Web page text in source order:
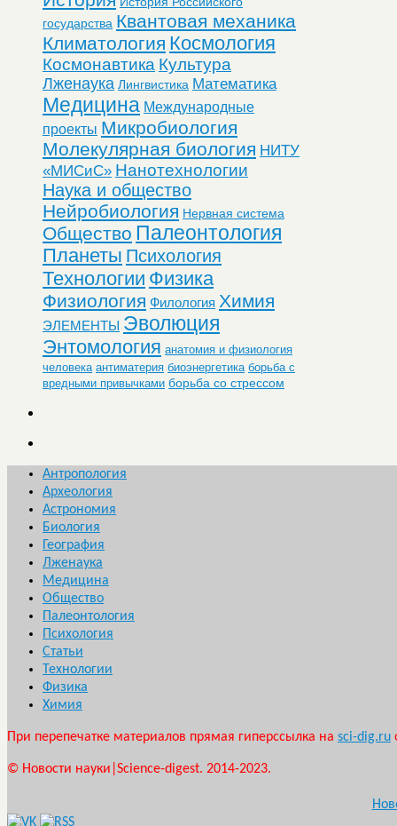
государства Квантовая механика
Климатология Космология
Космонавтика Культура
Лженаука Лингвистика Математика
Медицина Международные
проекты Микробиология
Молекулярная биология НИТУ
«МИСиС» Нанотехнологии
Наука и общество
Нейробиология Нервная система
Общество Палеонтология
Планеты Психология
Технологии Физика
Физиология Филология Химия
ЭЛЕМЕНТЫ Эволюция
Энтомология анатомия и физиология
человека антиматерия биоэнергетика борьба с
вредными привычками борьба со стрессом
Антропология
Археология
Астрономия
Биология
География
Лженаука
Медицина
Общество
Палеонтология
Психология
Статьи
Технологии
Физика
Химия
При перепечатке материалов прямая гиперссылка на sci-dig.ru
© Новости науки|Science-digest. 2014-2023.